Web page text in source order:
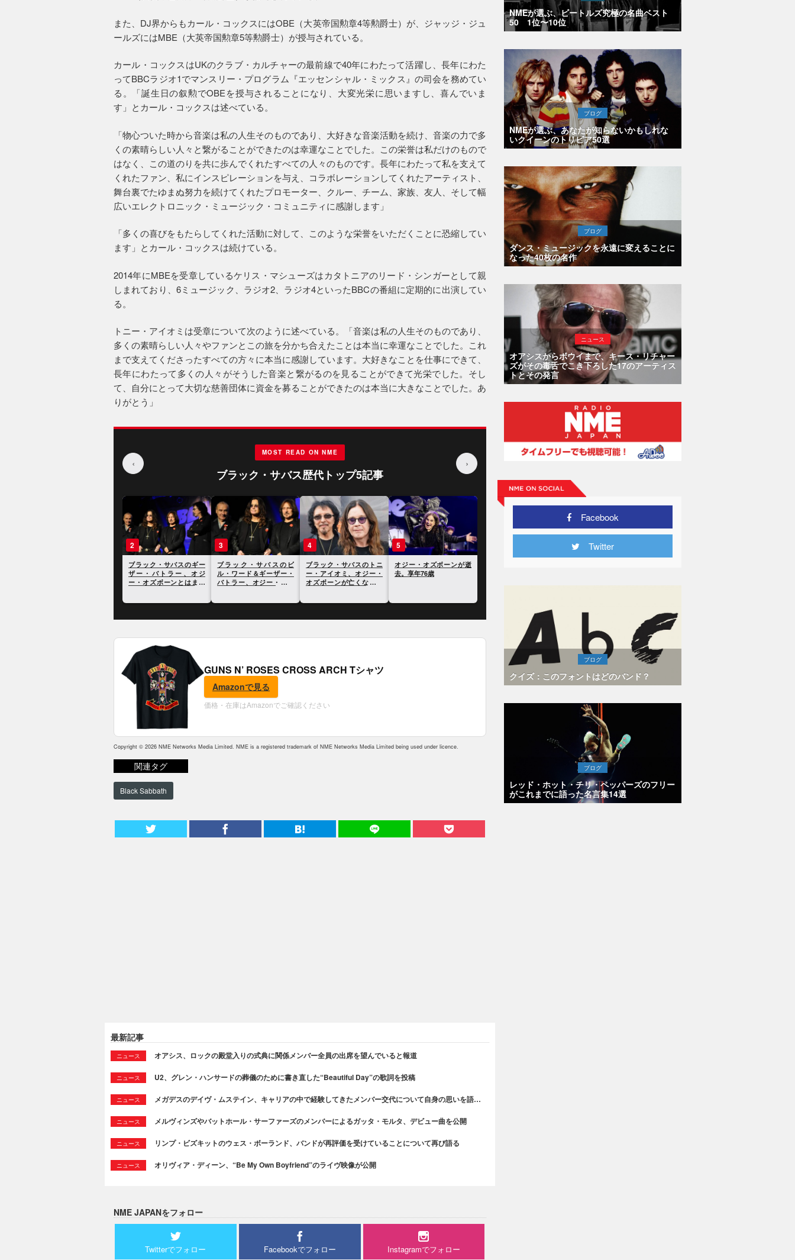
また、DJ界からもカール・コックスにはOBE（大英帝国勲章4等勲爵士）が、ジャッジ・ジュ
ールズにはMBE（大英帝国勲章5等勲爵士）が授与されている。
カール・コックスはUKのクラブ・カルチャーの最前線で40年にわたって活躍し、長年にわた
ってBBCラジオ1でマンスリー・プログラム『エッセンシャル・ミックス』の司会を務めてい
る。「誕生日の叙勲でOBEを授与されることになり、大変光栄に思いますし、喜んでいま
す」とカール・コックスは述べている。
「物心ついた時から音楽は私の人生そのものであり、大好きな音楽活動を続け、音楽の力で多
くの素晴らしい人々と繋がることができたのは幸運なことでした。この栄誉は私だけのもので
はなく、この道のりを共に歩んでくれたすべての人々のものです。長年にわたって私を支えて
くれたファン、私にインスピレーションを与え、コラボレーションしてくれたアーティスト、
舞台裏でたゆまぬ努力を続けてくれたプロモーター、クルー、チーム、家族、友人、そして幅
広いエレクトロニック・ミュージック・コミュニティに感謝します」
「多くの喜びをもたらしてくれた活動に対して、このような栄誉をいただくことに恐縮してい
ます」とカール・コックスは続けている。
2014年にMBEを受章しているケリス・マシューズはカタトニアのリード・シンガーとして親
しまれており、6ミュージック、ラジオ2、ラジオ4といったBBCの番組に定期的に出演してい
る。
トニー・アイオミは受章について次のように述べている。「音楽は私の人生そのものであり、
多くの素晴らしい人々やファンとこの旅を分かち合えたことは本当に幸運なことでした。これ
まで支えてくださったすべての方々に本当に感謝しています。大好きなことを仕事にできて、
長年にわたって多くの人々がそうした音楽と繋がるのを見ることができて光栄でした。そし
て、自分にとって大切な慈善団体に資金を募ることができたのは本当に大きなことでした。あ
りがとう」
‹
MOST READ ON NME
ブラック・サバス歴代トップ5記事
›
2
ブラック・サバスのギー
ザー・バトラー、オジ
ー・オズボーンとはまっ
3
ブラック・サバスのビ
ル・ワード＆ギーザー・
バトラー、オジー・オズ
4
ブラック・サバスのトニ
ー・アイオミ、オジー・
オズボーンが亡くなった
5
オジー・オズボーンが逝
去。享年76歳
GUNS N’ ROSES CROSS ARCH Tシャツ
Amazonで見る
価格・在庫はAmazonでご確認ください
Copyright © 2026 NME Networks Media Limited. NME is a registered trademark of NME Networks Media Limited being used under licence.
関連タグ
Black Sabbath
最新記事
ニュース オアシス、ロックの殿堂入りの式典に関係メンバー全員の出席を望んでいると報道
ニュース U2、グレン・ハンサードの葬儀のために書き直した“Beautiful Day”の歌詞を投稿
ニュース メガデスのデイヴ・ムステイン、キャリアの中で経験してきたメンバー交代について自身の思いを語…
ニュース メルヴィンズやバットホール・サーファーズのメンバーによるガッタ・モルタ、デビュー曲を公開
ニュース リンプ・ビズキットのウェス・ボーランド、バンドが再評価を受けていることについて再び語る
ニュース オリヴィア・ディーン、“Be My Own Boyfriend”のライヴ映像が公開
NME JAPANをフォロー
Twitterでフォロー Facebookでフォロー Instagramでフォロー
NMEが選ぶ、ビートルズ究極の名曲ベスト
50 1位〜10位
ブログ
NMEが選ぶ、あなたが知らないかもしれな
いクイーンのトリビア50選
ブログ
ダンス・ミュージックを永遠に変えることに
なった40枚の名作
ニュース
オアシスからボウイまで、キース・リチャー
ズがその毒舌でこき下ろした17のアーティス
トとその発言
Facebook
Twitter
ブログ
クイズ：このフォントはどのバンド？
ブログ
レッド・ホット・チリ・ペッパーズのフリー
がこれまでに語った名言集14選